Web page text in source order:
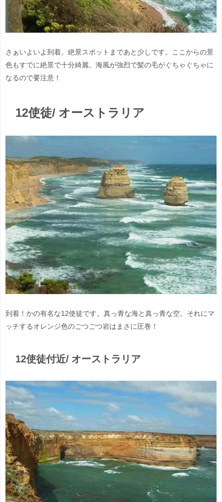
さぁいよいよ到着。絶景スポットまであと少しです。ここからの景
色もすでに絶景で十分綺麗。海風が強烈で髪の毛がぐちゃぐちゃに
なるので要注意！
12使徒/ オーストラリア
到着！かの有名な12使徒です。真っ青な海と真っ青な空。それにマ
ッチするオレンジ色のごつごつ岩はまさに圧巻！
12使徒付近/ オーストラリア